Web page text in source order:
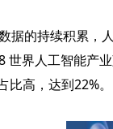
的持续积累，
界人工智能产
高，达到22%。